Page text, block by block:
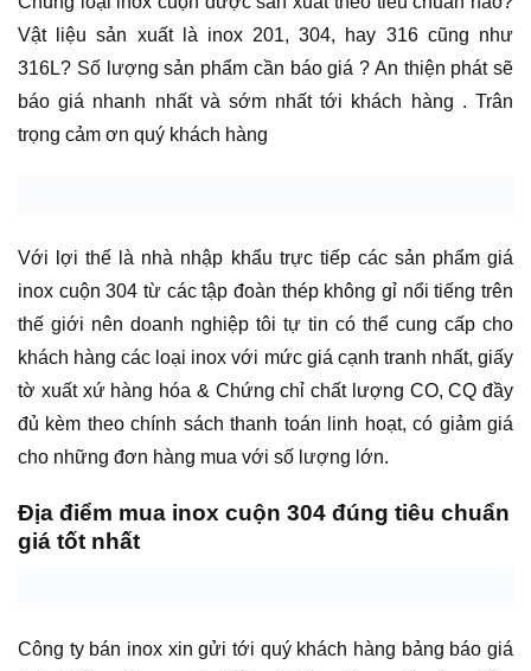
Vật liệu sản xuất là inox 201, 304, hay 316 cũng như
316L? Số lượng sản phẩm cần báo giá ? An thiện phát sẽ
báo giá nhanh nhất và sớm nhất tới khách hàng . Trân
trọng cảm ơn quý khách hàng
Với lợi thế là nhà nhập khẩu trực tiếp các sản phẩm giá
inox cuộn 304 từ các tập đoàn thép không gỉ nổi tiếng trên
thế giới nên doanh nghiệp tôi tự tin có thể cung cấp cho
khách hàng các loại inox với mức giá cạnh tranh nhất, giấy
tờ xuất xứ hàng hóa & Chứng chỉ chất lượng CO, CQ đầy
đủ kèm theo chính sách thanh toán linh hoạt, có giảm giá
cho những đơn hàng mua với số lượng lớn.
Địa điểm mua inox cuộn 304 đúng tiêu chuẩn
giá tốt nhất
Công ty bán inox xin gửi tới quý khách hàng bảng báo giá